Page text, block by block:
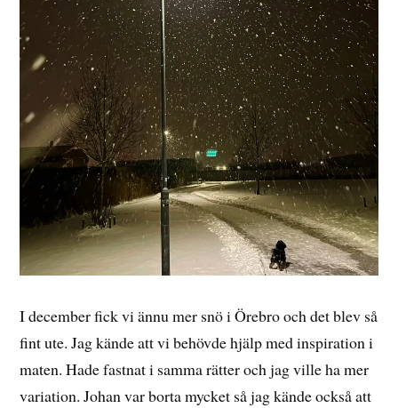
I december fick vi ännu mer snö i Örebro och det blev så
fint ute. Jag kände att vi behövde hjälp med inspiration i
maten. Hade fastnat i samma rätter och jag ville ha mer
variation. Johan var borta mycket så jag kände också att